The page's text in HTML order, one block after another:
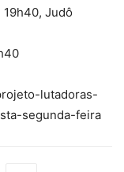
19h40, Judô
lutadoras-
segunda-feira